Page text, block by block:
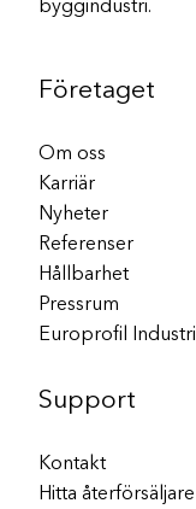
Företaget
Om oss
Karriär
Nyheter
Referenser
Hållbarhet
Pressrum
Europrofil Industri
Support
Kontakt
Hitta återförsäljare